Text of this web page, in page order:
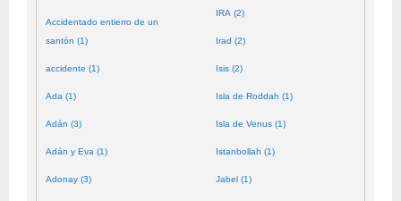
Accidentado entierro de un
santón (1)
accidente (1)
Ada (1)
Adán (3)
Adán y Eva (1)
Adonay (3)
IRA (2)
Irad (2)
Isis (2)
Isla de Roddah (1)
Isla de Venus (1)
Istanbollah (1)
Jabel (1)